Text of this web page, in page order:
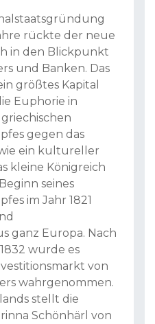
rückte der neue
in den Blickpunkt
und Banken. Das
größtes Kapital
Euphorie in
gegen das
ein kultureller
kleine Königreich
seines
im Jahr 1821
ganz Europa. Nach
wurde es
von
wahrgenommen.
stellt die
Schönhärl von